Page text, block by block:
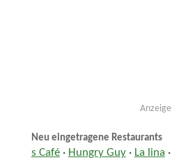
Anzeige
Neu eingetragene Restaurants
s Café· Hungry Guy· La lina ·